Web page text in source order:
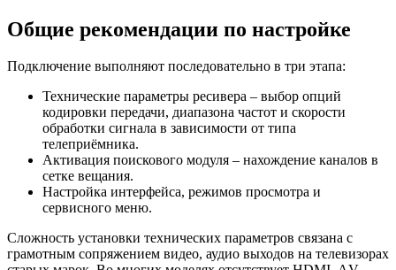
Общие рекомендации по настройке
Подключение выполняют последовательно в три этапа:
Технические параметры ресивера – выбор опций
кодировки передачи, диапазона частот и скорости
обработки сигнала в зависимости от типа
телеприёмника.
Активация поискового модуля – нахождение каналов в
сетке вещания.
Настройка интерфейса, режимов просмотра и
сервисного меню.
Сложность установки технических параметров связана с
грамотным сопряжением видео, аудио выходов на телевизорах